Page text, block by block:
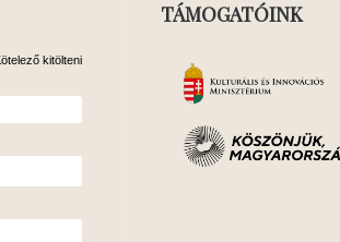
kitölteni
TÁMOGATÓINK